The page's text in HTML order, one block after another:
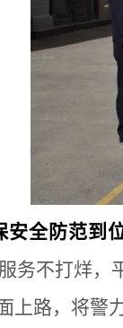
安全防范到
务不打烊，
上路，将警